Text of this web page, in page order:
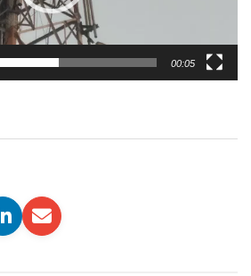
00:05